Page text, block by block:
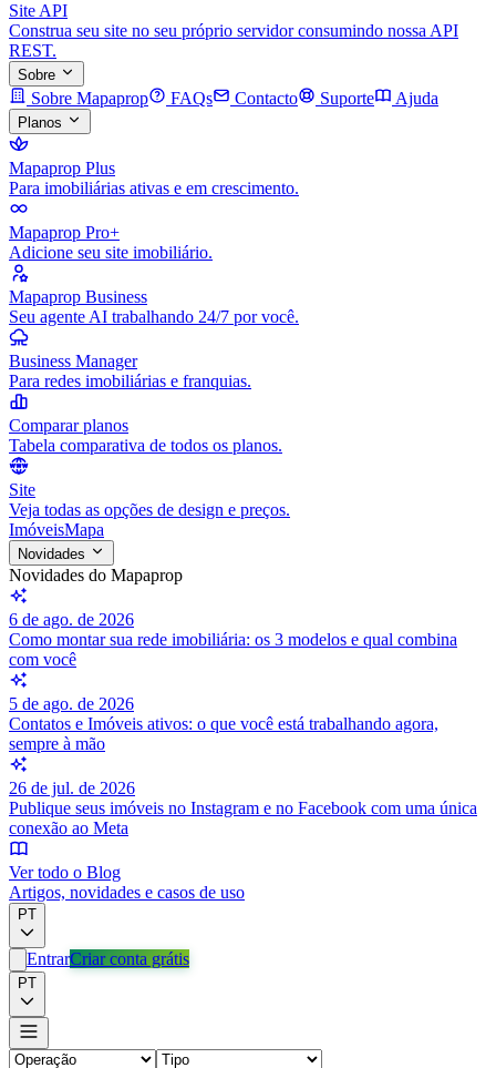
Site API
Construa seu site no seu próprio servidor consumindo nossa API
REST.
Sobre
Sobre Mapaprop FAQs Contacto Suporte Ajuda
Planos
Mapaprop Plus
Para imobiliárias ativas e em crescimento.
Mapaprop Pro+
Adicione seu site imobiliário.
Mapaprop Business
Seu agente AI trabalhando 24/7 por você.
Business Manager
Para redes imobiliárias e franquias.
Comparar planos
Tabela comparativa de todos os planos.
Site
Veja todas as opções de design e preços.
ImóveisMapa
Novidades
Novidades do Mapaprop
6 de ago. de 2026
Como montar sua rede imobiliária: os 3 modelos e qual combina
com você
5 de ago. de 2026
Contatos e Imóveis ativos: o que você está trabalhando agora,
sempre à mão
26 de jul. de 2026
Publique seus imóveis no Instagram e no Facebook com uma única
conexão ao Meta
Ver todo o Blog
Artigos, novidades e casos de uso
PT
EntrarCriar conta grátis
PT